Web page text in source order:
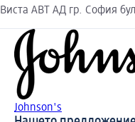
Виста АВТ АД гр. София
Johnson's